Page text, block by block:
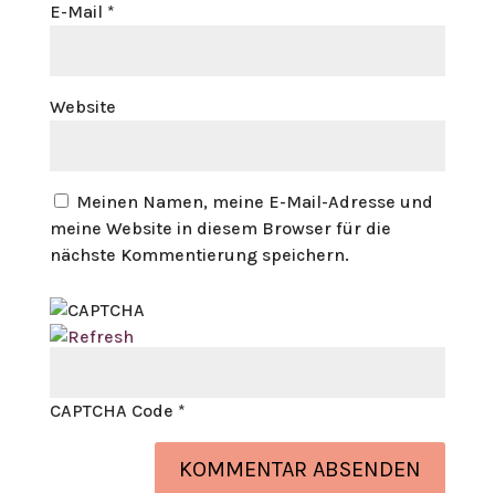
E-Mail *
Website
Meinen Namen, meine E-Mail-Adresse und
meine Website in diesem Browser für die
nächste Kommentierung speichern.
CAPTCHA Code *